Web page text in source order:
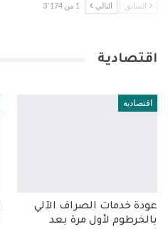
السابق التالي 1 من 3٬174
اقتصادية
اقتصادية
عودة خدمات الصراف الآلي
بالخرطوم لأول مرة بعد